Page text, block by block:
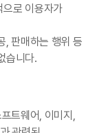
으로 이용자가
, 판매하는 행위 등
습니다.
트웨어, 이미지,